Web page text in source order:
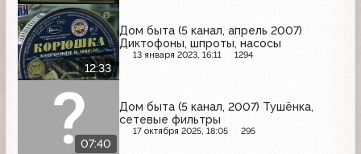
12:33
Дом быта (5 канал, апрель 2007)
Диктофоны, шпроты, насосы
13 января 2023, 16:11 1294
07:40
Дом быта (5 канал, 2007) Тушёнка,
сетевые фильтры
17 октября 2025, 18:05 295